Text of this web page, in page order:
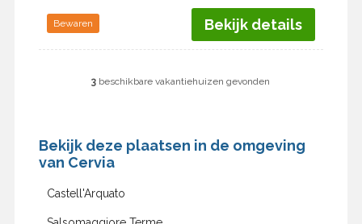
Bewaren Bekijk details
3 beschikbare vakantiehuizen gevonden
Bekijk deze plaatsen in de omgeving
van Cervia
Castell'Arquato